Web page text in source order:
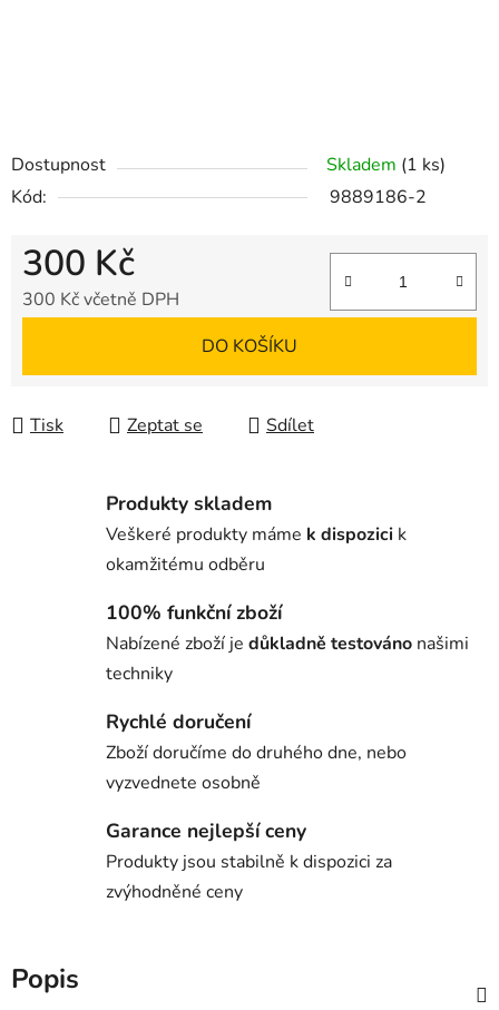
Dostupnost Skladem (1 ks)
Kód:
9889186-2
300 Kč
300 Kč včetně DPH
DO KOŠÍKU
Tisk Zeptat se Sdílet
Produkty skladem
Veškeré produkty máme k dispozici k
okamžitému odběru
100% funkční zboží
Nabízené zboží je důkladně testováno našimi
techniky
Rychlé doručení
Zboží doručíme do druhého dne, nebo
vyzvednete osobně
Garance nejlepší ceny
Produkty jsou stabilně k dispozici za
zvýhodněné ceny
Popis